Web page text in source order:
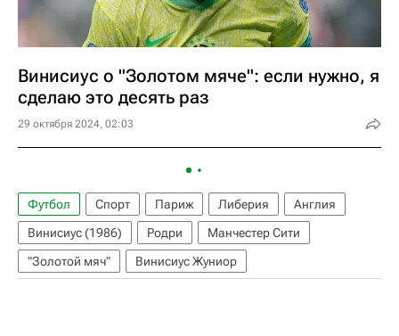
Винисиус о "Золотом мяче": если нужно, я
сделаю это десять раз
29 октября 2024, 02:03
Футбол Спорт Париж Либерия
Англия
Винисиус (1986)
Родри
Манчестер Сити
"Золотой мяч"
Винисиус Жуниор